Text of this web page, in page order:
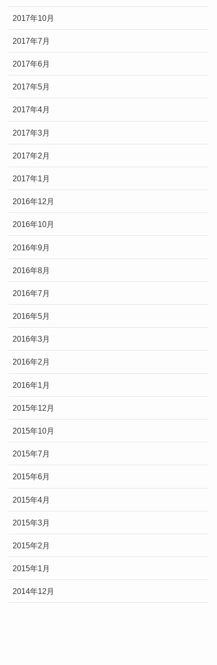
2017年10月
2017年7月
2017年6月
2017年5月
2017年4月
2017年3月
2017年2月
2017年1月
2016年12月
2016年10月
2016年9月
2016年8月
2016年7月
2016年5月
2016年3月
2016年2月
2016年1月
2015年12月
2015年10月
2015年7月
2015年6月
2015年4月
2015年3月
2015年2月
2015年1月
2014年12月